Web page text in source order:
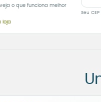
veja o que funciona melhor
loja
Seu